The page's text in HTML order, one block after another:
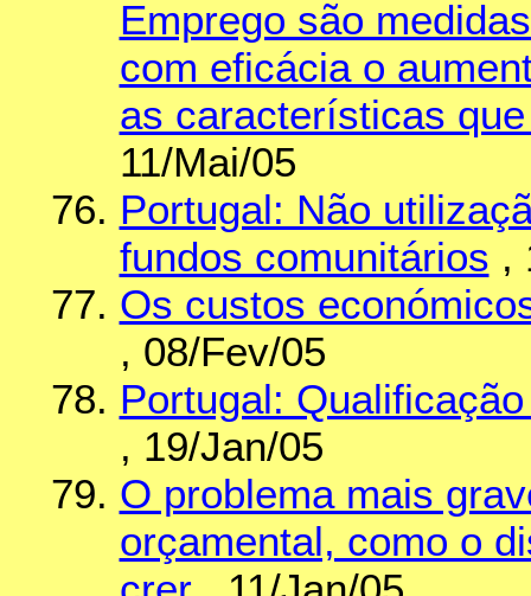
Emprego são
com eficácia o
as características
11/Mai/05
Portugal: Não
fundos comunitários ,
Os custos
, 08/Fev/05
Portugal:
, 19/Jan/05
O problema mais
orçamental, como o